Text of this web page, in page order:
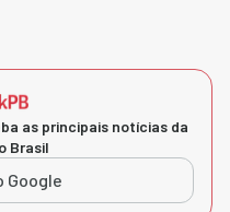
as principais notícias da
Brasil
Google